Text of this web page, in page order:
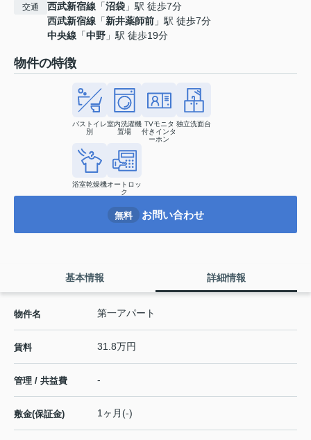
交通 西武新宿線 「沼袋 」駅 徒歩7分
西武新宿線 「新井薬師前 」駅 徒歩7分
中央線 「中野 」駅 徒歩19分
物件の特徴
バストイレ
別
室内洗濯機
置場
TVモニタ
付きインタ
ーホン
独立洗面台
浴室乾燥機オートロッ
ク
無料 お問い合わせ
基本情報 詳細情報
物件名 第一アパート
賃料 31.8万円
管理 / 共益費 -
敷金(保証金) 1ヶ月(-)